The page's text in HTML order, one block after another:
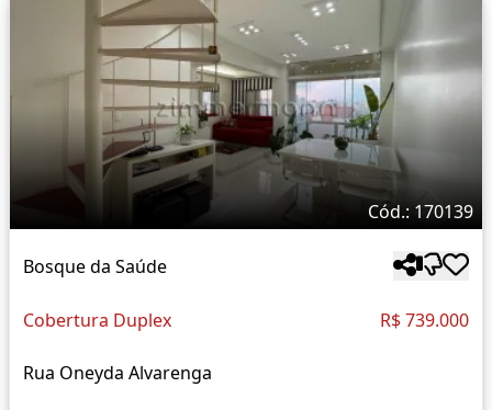
Cód.: 170139
Bosque da Saúde
Cobertura Duplex R$ 739.000
Rua Oneyda Alvarenga